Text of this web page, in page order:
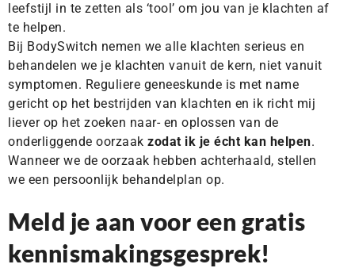
leefstijl in te zetten als ‘tool’ om jou van je klachten af
te helpen.
Bij BodySwitch nemen we alle klachten serieus en
behandelen we je klachten vanuit de kern, niet vanuit
symptomen. Reguliere geneeskunde is met name
gericht op het bestrijden van klachten en ik richt mij
liever op het zoeken naar- en oplossen van de
onderliggende oorzaak zodat ik je écht kan helpen.
Wanneer we de oorzaak hebben achterhaald, stellen
we een persoonlijk behandelplan op.
Meld je aan voor een gratis
kennismakingsgesprek!